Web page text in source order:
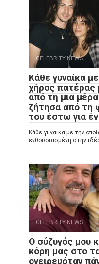
CELEBRITY NEWS
Κάθε γυναίκα
χήρος πατέρας
από τη μια
ζήτησα από τη
του έστω για
Κάθε γυναίκα με την
ενθουσιασμένη στην
CELEBRITY NEWS
Ο σύζυγός μου
κόρη μας στο
ονειρευόταν